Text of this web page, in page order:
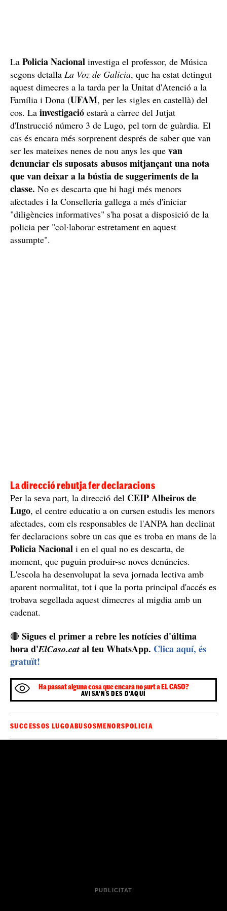
La Policia Nacional investiga el professor, de Música
segons detalla La Voz de Galicia, que ha estat detingut
aquest dimecres a la tarda per la Unitat d'Atenció a la
Família i Dona (UFAM, per les sigles en castellà) del
cos. La investigació estarà a càrrec del Jutjat
d'Instrucció número 3 de Lugo, pel torn de guàrdia. El
cas és encara més sorprenent després de saber que van
ser les mateixes nenes de nou anys les que van
denunciar els suposats abusos mitjançant una nota
que van deixar a la bústia de suggeriments de la
classe. No es descarta que hi hagi més menors
afectades i la Conselleria gallega a més d'iniciar
"diligències informatives" s'ha posat a disposició de la
policia per "col·laborar estretament en aquest
assumpte".
La direcció rebutja fer declaracions
Per la seva part, la direcció del CEIP Albeiros de
Lugo, el centre educatiu a on cursen estudis les menors
afectades, com els responsables de l'ANPA han declinat
fer declaracions sobre un cas que es troba en mans de la
Policia Nacional i en el qual no es descarta, de
moment, que puguin produir-se noves denúncies.
L'escola ha desenvolupat la seva jornada lectiva amb
aparent normalitat, tot i que la porta principal d'accés es
trobava segellada aquest dimecres al migdia amb un
cadenat.
🔴 Sigues el primer a rebre les notícies d'última
hora d'ElCaso.cat al teu WhatsApp. Clica aquí, és
gratuït!
Ha passat alguna cosa que encara no surt a EL CASO?
AVISA'NS DES D'AQUÍ
SUCCESSOS LUGOABUSOSMENORSPOLICIA